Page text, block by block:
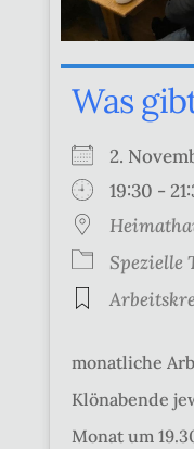
Was
2.
19:30 -
Spezielle
monatliche
Klönabende
Monat um